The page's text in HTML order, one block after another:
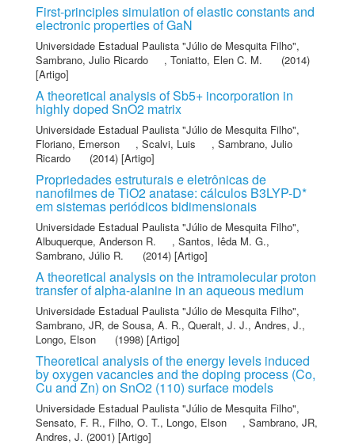
First-principles simulation of elastic constants and
electronic properties of GaN
Universidade Estadual Paulista "Júlio de Mesquita Filho",
Sambrano, Julio Ricardo
, Toniatto, Elen C. M.
(2014)
[Artigo]
A theoretical analysis of Sb5+ incorporation in
highly doped SnO2 matrix
Universidade Estadual Paulista "Júlio de Mesquita Filho",
Floriano, Emerson
, Scalvi, Luis , Sambrano, Julio
Ricardo
(2014) [Artigo]
Propriedades estruturais e eletrônicas de
nanofilmes de TiO2 anatase: cálculos B3LYP-D*
em sistemas periódicos bidimensionais
Universidade Estadual Paulista "Júlio de Mesquita Filho",
Albuquerque, Anderson R.
, Santos, Iêda M. G.,
Sambrano, Júlio R.
(2014) [Artigo]
A theoretical analysis on the intramolecular proton
transfer of alpha-alanine in an aqueous medium
Universidade Estadual Paulista "Júlio de Mesquita Filho",
Sambrano, JR, de Sousa, A. R., Queralt, J. J., Andres, J.,
Longo, Elson
(1998) [Artigo]
Theoretical analysis of the energy levels induced
by oxygen vacancies and the doping process (Co,
Cu and Zn) on SnO2 (110) surface models
Universidade Estadual Paulista "Júlio de Mesquita Filho",
Sensato, F. R., Filho, O. T., Longo, Elson , Sambrano, JR,
Andres, J. (2001) [Artigo]